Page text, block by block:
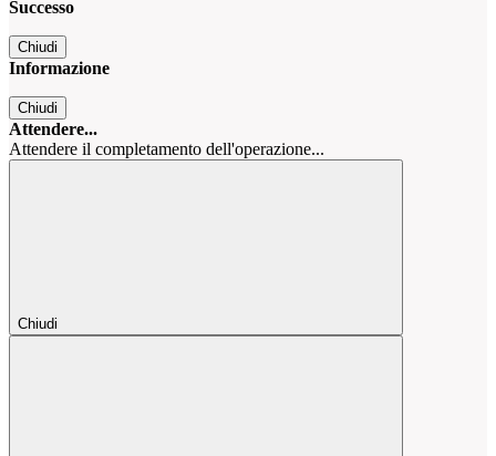
Successo
Chiudi
Informazione
Chiudi
Attendere...
Attendere il completamento dell'operazione...
Chiudi